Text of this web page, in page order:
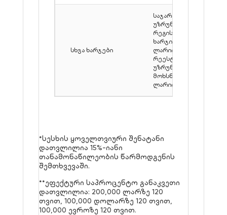
სხვა ხარჯები
საჯარო რეესტრში
უზრუნველყოფის
რეგისტრაციის
ხარჯი: 158
ლარიდან; საჯარო
რეესტრის
უზრუნველყოფის
მოხსნის ხარჯი: 151
ლარიდან.
*სესხის ყოველთვიური შენატანი
დათვლილია 15%-იანი
თანამონაწილეობის წარმოდგენის
შემთხვევაში.
**ეფექტური საპროცენტო განაკვეთი
დათვლილია: 200,000 ლარზე 120
თვით, 100,000 დოლარზე 120 თვით,
100,000 ევროზე 120 თვით.